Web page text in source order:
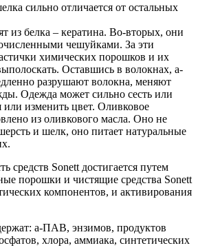
сильно отличается от остальных
из белка – кератина. Во-вторых, они
чешуйками. За эти
химических порошков и их
Оставшись в волокнах, а-
разрушают волокна, меняют
Одежда может сильно сесть или
или изменить цвет. Оливковое
из оливкового масла. Оно не
и шелк, оно питает натуральные
средств Sonett достигается путем
порошки и чистящие средства Sonett
компонентов, и активирования
а-ПАВ, энзимов, продуктов
хлора, аммиака, синтетических